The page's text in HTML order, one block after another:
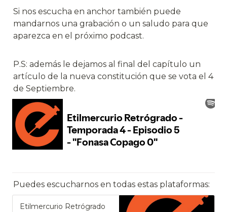
Si nos escucha en anchor también puede
mandarnos una grabación o un saludo para que
aparezca en el próximo podcast.
P.S: además le dejamos al final del capítulo un
artículo de la nueva constitución que se vota el 4
de Septiembre.
Puedes escucharnos en todas estas plataformas:
Etilmercurio Retrógrado